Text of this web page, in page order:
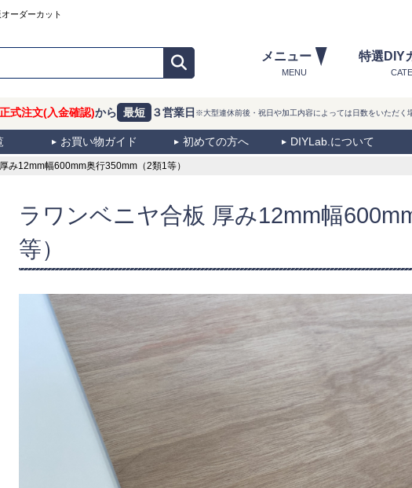
ーダーカット
メニュー
MENU
特選DIY
正式注文(入金確認)から 最短 ３営業日 ※大型連休前後・祝日や加工内容によっては日数をいただく
お買い物ガイド 初めての方へ DIYLab.について
12mm幅600mm奥行350mm（2類1等）
ラワンベニヤ合板 厚み12mm幅
等）